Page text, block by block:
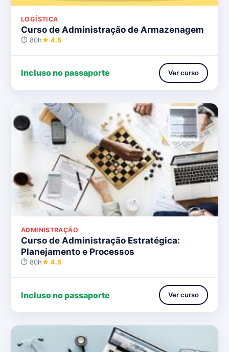
LOGÍSTICA
Curso de Administração de Armazenagem
⏱ 80h★ 4.5
Incluso no passaporte Ver curso
ADMINISTRAÇÃO
Curso de Administração Estratégica:
Planejamento e Processos
⏱ 80h★ 4.5
Incluso no passaporte Ver curso